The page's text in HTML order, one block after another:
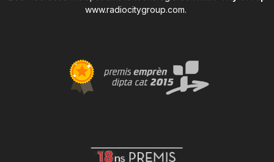
www.radiocitygroup.com.